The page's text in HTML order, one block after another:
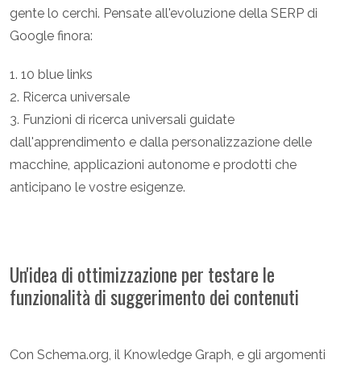
gente lo cerchi. Pensate all'evoluzione della SERP di
Google finora:
1. 10 blue links
2. Ricerca universale
3. Funzioni di ricerca universali guidate
dall'apprendimento e dalla personalizzazione delle
macchine, applicazioni autonome e prodotti che
anticipano le vostre esigenze.
Un'idea di ottimizzazione per testare le
funzionalità di suggerimento dei contenuti
Con Schema.org, il Knowledge Graph, e gli argomenti